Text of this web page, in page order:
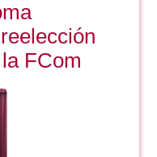
FCom